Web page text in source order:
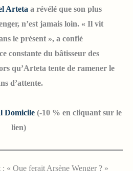
Arteta a révélé que son plus
n’est jamais loin. « Il vit
le présent », a confié
constante du bâtisseur des
qu’Arteta tente de ramener le
d’attente.
Domicile(-10 % en cliquant sur le
lien)
« Que ferait Arsène Wenger ? »